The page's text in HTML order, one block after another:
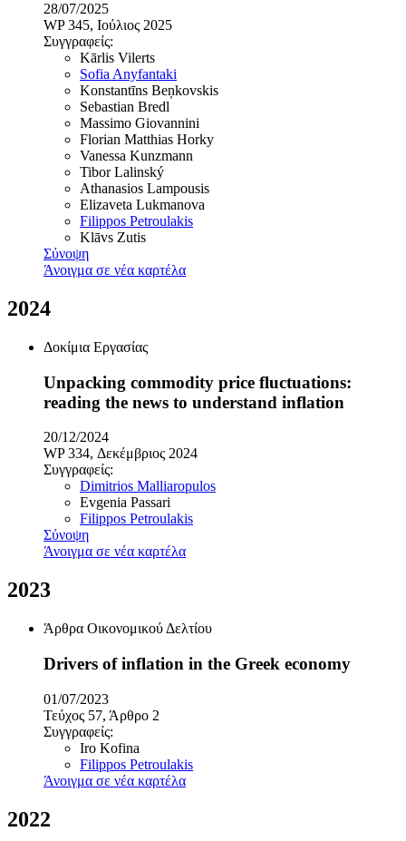
28/07/2025
WP 345, Ιούλιος 2025
Συγγραφείς:
Kārlis Vilerts
Sofia Anyfantaki
Konstantīns Beņkovskis
Sebastian Bredl
Massimo Giovannini
Florian Matthias Horky
Vanessa Kunzmann
Tibor Lalinský
Athanasios Lampousis
Elizaveta Lukmanova
Filippos Petroulakis
Klāvs Zutis
Σύνοψη
Άνοιγμα σε νέα καρτέλα
2024
Δοκίμια Εργασίας
Unpacking commodity price fluctuations:
reading the news to understand inflation
20/12/2024
WP 334, Δεκέμβριος 2024
Συγγραφείς:
Dimitrios Malliaropulos
Evgenia Passari
Filippos Petroulakis
Σύνοψη
Άνοιγμα σε νέα καρτέλα
2023
Άρθρα Οικονομικού Δελτίου
Drivers of inflation in the Greek economy
01/07/2023
Τεύχος 57, Άρθρο 2
Συγγραφείς:
Iro Kofina
Filippos Petroulakis
Άνοιγμα σε νέα καρτέλα
2022